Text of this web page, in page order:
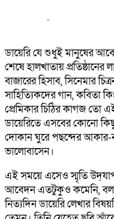
ডায়েরি যে শুধুই মানুষের
শেষে হালখাতায় প্রতিষ্ঠানের
বাজারের হিসাব, সিনেমার
সাহিত্যিকদের গান, কবিতা
প্রেমিকার চিঠির কাগজ তো
ডায়েরিতে এসবের কোনো
দোকান ঘুরে পছন্দের
ভালোবাসেন।
এই সময়ে এসেও স্মৃতি
আবেদন এতটুকুও কমেনি,
নিত্যদিন ডায়েরি লেখার